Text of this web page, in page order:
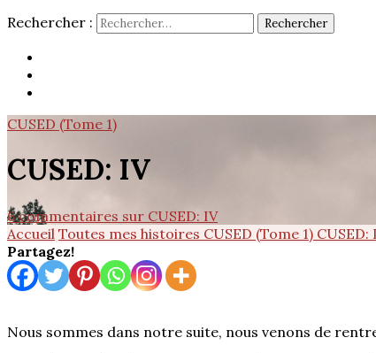
Rechercher :
CUSED (Tome 1)
CUSED: IV
6 commentaires sur CUSED: IV
Accueil Toutes mes histoires CUSED (Tome 1) CUSED:
Partagez!
Nous sommes dans notre suite, nous venons de